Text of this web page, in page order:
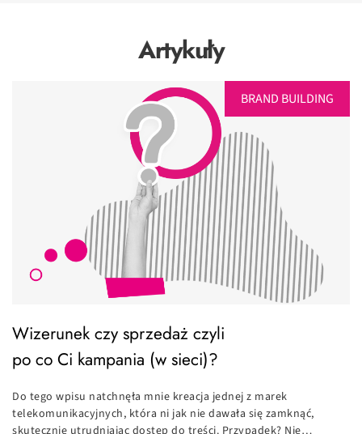
Artykuły
BRAND BUILDING
Wizerunek czy sprzedaż czyli
po co Ci kampania (w sieci)?
Do tego wpisu natchnęła mnie kreacja jednej z marek
telekomunikacyjnych, która ni jak nie dawała się zamknąć,
skutecznie utrudniając dostęp do treści. Przypadek? Nie…